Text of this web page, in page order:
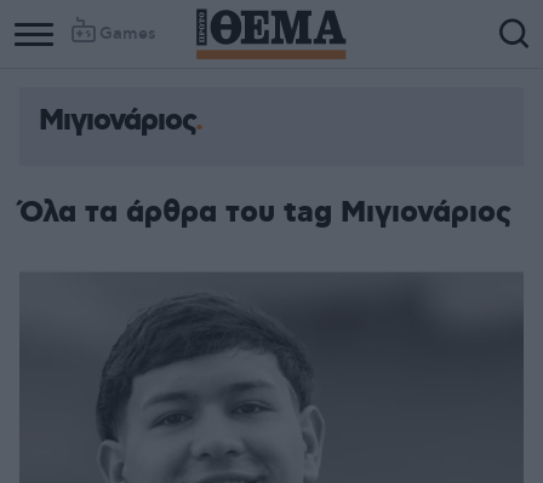
Games
Μιγιονάριος
Όλα τα άρθρα του tag Μιγιονάριος